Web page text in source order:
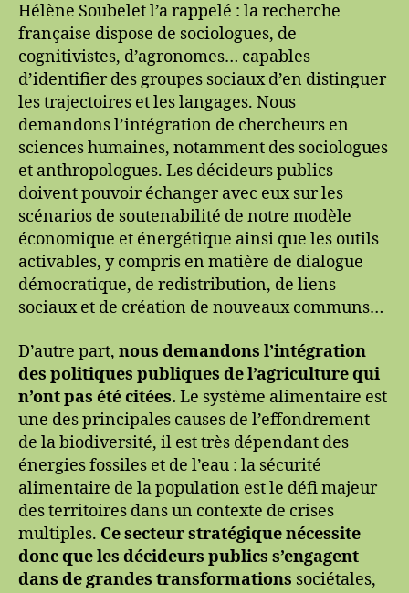
Hélène Soubelet l’a rappelé : la recherche
française dispose de sociologues, de
cognitivistes, d’agronomes… capables
d’identifier des groupes sociaux d’en distinguer
les trajectoires et les langages. Nous
demandons l’intégration de chercheurs en
sciences humaines, notamment des sociologues
et anthropologues. Les décideurs publics
doivent pouvoir échanger avec eux sur les
scénarios de soutenabilité de notre modèle
économique et énergétique ainsi que les outils
activables, y compris en matière de dialogue
démocratique, de redistribution, de liens
sociaux et de création de nouveaux communs…
D’autre part, nous demandons l’intégration
des politiques publiques de l’agriculture qui
n’ont pas été citées. Le système alimentaire est
une des principales causes de l’effondrement
de la biodiversité, il est très dépendant des
énergies fossiles et de l’eau : la sécurité
alimentaire de la population est le défi majeur
des territoires dans un contexte de crises
multiples. Ce secteur stratégique nécessite
donc que les décideurs publics s’engagent
dans de grandes transformations sociétales,